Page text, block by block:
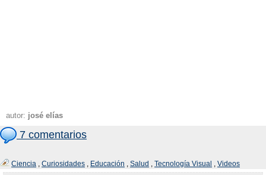
autor: josé elías
7 comentarios
Ciencia , Curiosidades , Educación , Salud , Tecnología Visual , Videos